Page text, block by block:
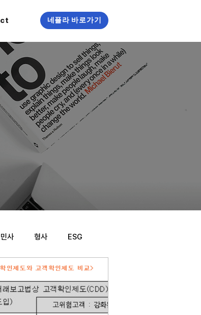
네플라 바로가기
민사 형사 ESG